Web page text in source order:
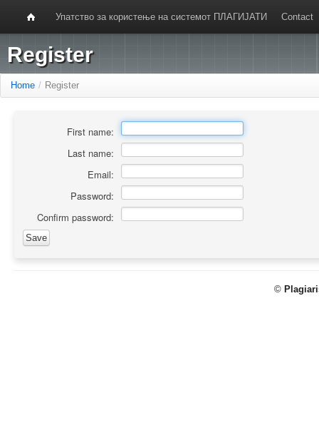
Упатство за користење на системот ПЛАГИЈАТИ Contact
Register
Home / Register
First name:
Last name:
Email:
Password:
Confirm password:
©